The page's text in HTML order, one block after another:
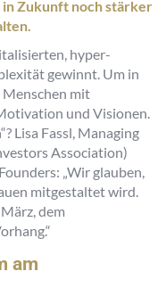
Zukunft noch stärker
hyper-
gewinnt. Um in
Menschen mit
und Visionen.
Lisa Fassl, Managing
Association)
„Wir glauben,
mitgestaltet wird.
dem
am